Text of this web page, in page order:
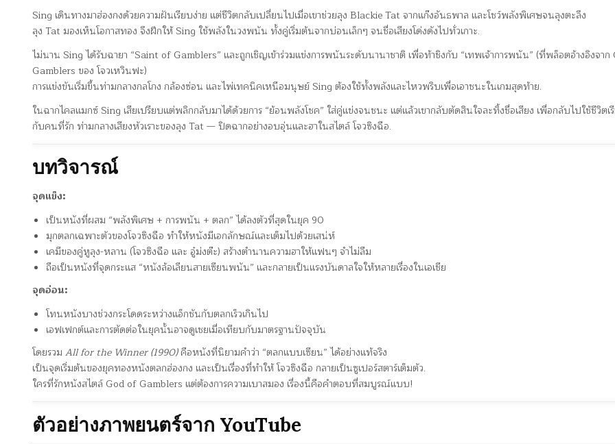
Sing เดินทางมาฮ่องกงด้วยความฝันเรียบง่าย แต่ชีวิตกลับเปลี่ยนไปเมื่อเขาช่วยลุง Blackie Tat จากแก๊งอันธพาล และโชว์พลังพิเศษจนลุงตะลึง
ลุง Tat มองเห็นโอกาสทอง จึงฝึกให้ Sing ใช้พลังในวงพนัน ทั้งคู่เริ่มต้นจากบ่อนเล็กๆ จนชื่อเสียงโด่งดังไปทั่วเกาะ.
ไม่นาน Sing ได้รับฉายา “Saint of Gamblers” และถูกเชิญเข้าร่วมแข่งการพนันระดับนานาชาติ เพื่อท้าชิงกับ “เทพเจ้าการพนัน” (ที่พล็อตอ้างอิงจา
Gamblers ของ โจวเหวินฟะ)
การแข่งขันเริ่มขึ้นท่ามกลางกลโกง กล้องซ่อน และไพ่เทคนิคเหนือมนุษย์ Sing ต้องใช้ทั้งพลังและไหวพริบเพื่อเอาชนะในเกมสุดท้าย.
ในฉากไคลแมกซ์ Sing เสียเปรียบแต่พลิกกลับมาได้ด้วยการ “ย้อนพลังโชค” ใส่คู่แข่งจนชนะ แต่แล้วเขากลับตัดสินใจละทิ้งชื่อเสียง เพื่อกลับไปใช้ชีวิตเ
กับคนที่รัก ท่ามกลางเสียงหัวเราะของลุง Tat — ปิดฉากอย่างอบอุ่นและฮาในสไตล์ โจวซิงฉือ.
บทวิจารณ์
จุดแข็ง:
เป็นหนังที่ผสม “พลังพิเศษ + การพนัน + ตลก” ได้ลงตัวที่สุดในยุค 90
มุกตลกเฉพาะตัวของโจวซิงฉือ ทำให้หนังมีเอกลักษณ์และเต็มไปด้วยเสน่ห์
เคมีของคู่หูลุง-หลาน (โจวซิงฉือ และ อู๋ม่งต๊ะ) สร้างตำนานความฮาให้แฟนๆ จำไม่ลืม
ถือเป็นหนังที่จุดกระแส “หนังล้อเลียนสายเซียนพนัน” และกลายเป็นแรงบันดาลใจให้หลายเรื่องในเอเชีย
จุดอ่อน:
โทนหนังบางช่วงกระโดดระหว่างแอ็กชันกับตลกเร็วเกินไป
เอฟเฟกต์และการตัดต่อในยุคนั้นอาจดูเชยเมื่อเทียบกับมาตรฐานปัจจุบัน
โดยรวม All for the Winner (1990)คือหนังที่นิยามคำว่า “ตลกแบบเซียน” ได้อย่างแท้จริง
เป็นจุดเริ่มต้นของยุคทองหนังตลกฮ่องกง และเป็นเรื่องที่ทำให้ โจวซิงฉือ กลายเป็นซูเปอร์สตาร์เต็มตัว.
ใครที่รักหนังสไตล์ God of Gamblers แต่ต้องการความเบาสมอง เรื่องนี้คือคำตอบที่สมบูรณ์แบบ!
ตัวอย่างภาพยนตร์จาก YouTube